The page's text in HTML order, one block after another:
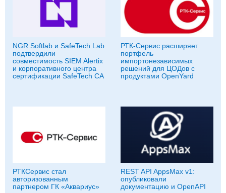
NGR Softlab и SafeTech Lab
подтвердили
совместимость SIEM Alertix
и корпоративного центра
сертификации SafeTech CA
РТК-Сервис расширяет
портфель
импортонезависимых
решений для ЦОДов с
продуктами OpenYard
РТКСервис стал
авторизованным
партнером ГК «Аквариус»
REST API AppsMax v1:
опубликовали
документацию и OpenAPI